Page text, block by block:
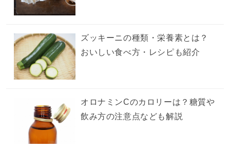
ズッキーニの種類・栄養素とは？
おいしい食べ方・レシピも紹介
オロナミンCのカロリーは？糖質や
飲み方の注意点なども解説